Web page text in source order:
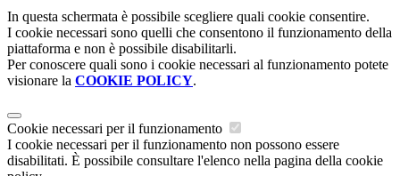
In questa schermata è possibile scegliere quali cookie consentire.
I cookie necessari sono quelli che consentono il funzionamento della
piattaforma e non è possibile disabilitarli.
Per conoscere quali sono i cookie necessari al funzionamento potete
visionare la COOKIE POLICY.
Cookie necessari per il funzionamento
I cookie necessari per il funzionamento non possono essere
disabilitati. È possibile consultare l'elenco nella pagina della cookie